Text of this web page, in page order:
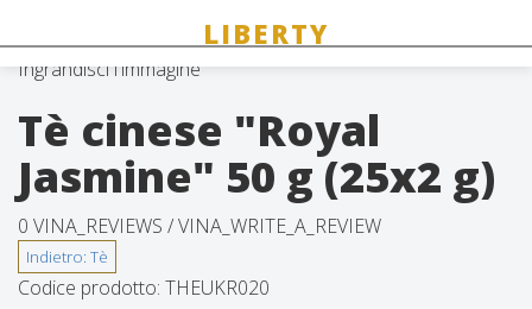
Ingrandisci l'immagine
Tè cinese "Royal
Jasmine" 50 g (25x2 g)
0 VINA_REVIEWS /VINA_WRITE_A_REVIEW
Codice prodotto: THEUKR020